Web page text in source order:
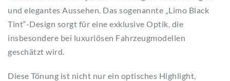
und elegantes Aussehen. Das sogenannte „Limo Black
Tint“-Design sorgt für eine exklusive Optik, die
insbesondere bei luxuriösen Fahrzeugmodellen
geschätzt wird.
Diese Tönung ist nicht nur ein optisches Highlight,